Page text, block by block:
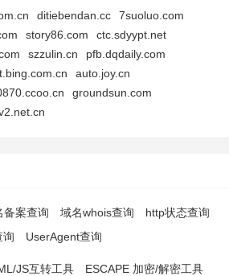
ditiebendan.cc
7suoluo.com
story86.com
ctc.sdyypt.net
szzulin.cn
pfb.dqdaily.com
auto.joy.cn
groundsun.com
备案查询 域名whois查询
http状态查询
询
UserAgent查询
JS互转工具
ESCAPE 加密/解密工具